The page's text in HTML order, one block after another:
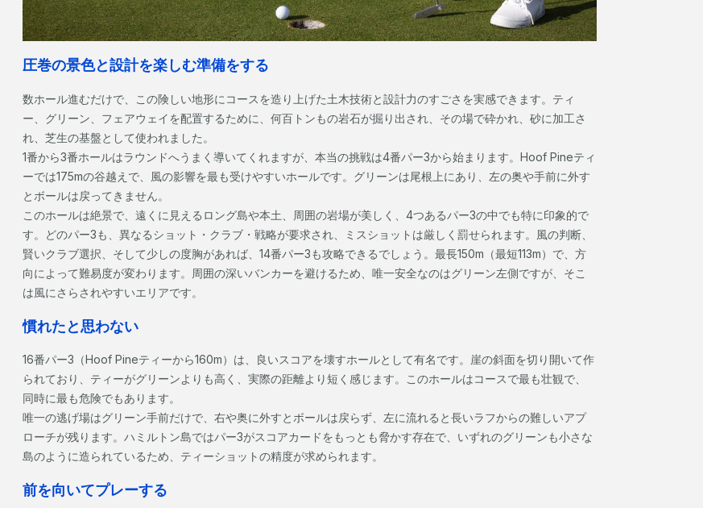
圧巻の景色と設計を楽しむ準備をする
数ホール進むだけで、この険しい地形にコースを造り上げた土木技術と設計力のすごさを実感できます。ティ
ー、グリーン、フェアウェイを配置するために、何百トンもの岩石が掘り出され、その場で砕かれ、砂に加工さ
れ、芝生の基盤として使われました。
1番から3番ホールはラウンドへうまく導いてくれますが、本当の挑戦は4番パー3から始まります。Hoof Pineティ
ーでは175mの谷越えで、風の影響を最も受けやすいホールです。グリーンは尾根上にあり、左の奥や手前に外す
とボールは戻ってきません。
このホールは絶景で、遠くに見えるロング島や本土、周囲の岩場が美しく、4つあるパー3の中でも特に印象的で
す。どのパー3も、異なるショット・クラブ・戦略が要求され、ミスショットは厳しく罰せられます。風の判断、
賢いクラブ選択、そして少しの度胸があれば、14番パー3も攻略できるでしょう。最長150m（最短113m）で、方
向によって難易度が変わります。周囲の深いバンカーを避けるため、唯一安全なのはグリーン左側ですが、そこ
は風にさらされやすいエリアです。
慣れたと思わない
16番パー3（Hoof Pineティーから160m）は、良いスコアを壊すホールとして有名です。崖の斜面を切り開いて作
られており、ティーがグリーンよりも高く、実際の距離より短く感じます。このホールはコースで最も壮観で、
同時に最も危険でもあります。
唯一の逃げ場はグリーン手前だけで、右や奥に外すとボールは戻らず、左に流れると長いラフからの難しいアプ
ローチが残ります。ハミルトン島ではパー3がスコアカードをもっとも脅かす存在で、いずれのグリーンも小さな
島のように造られているため、ティーショットの精度が求められます。
前を向いてプレーする